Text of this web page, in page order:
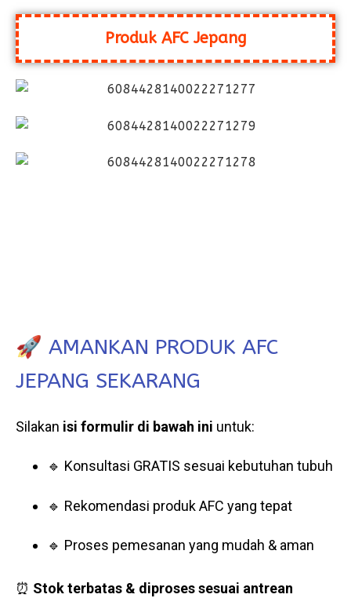
Produk AFC Jepang
🚀 AMANKAN PRODUK AFC
JEPANG SEKARANG
Silakan isi formulir di bawah ini untuk:
🔹 Konsultasi GRATIS sesuai kebutuhan tubuh
🔹 Rekomendasi produk AFC yang tepat
🔹 Proses pemesanan yang mudah & aman
⏰ Stok terbatas & diproses sesuai antrean